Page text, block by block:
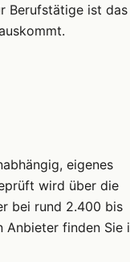
Berufstätige ist das
eigenes
wird über die
bei rund 2.400 bis
Anbieter finden Sie